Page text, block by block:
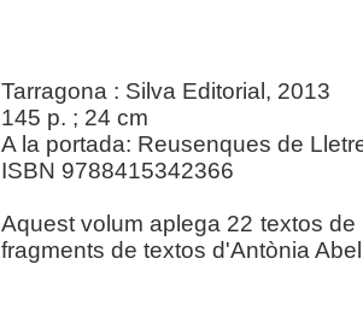
Tarragona : Silva Editorial, 2013
145 p. ; 24 cm
A la portada: Reusenques de
ISBN 9788415342366
Aquest volum aplega 22 textos
fragments de textos d'Antònia